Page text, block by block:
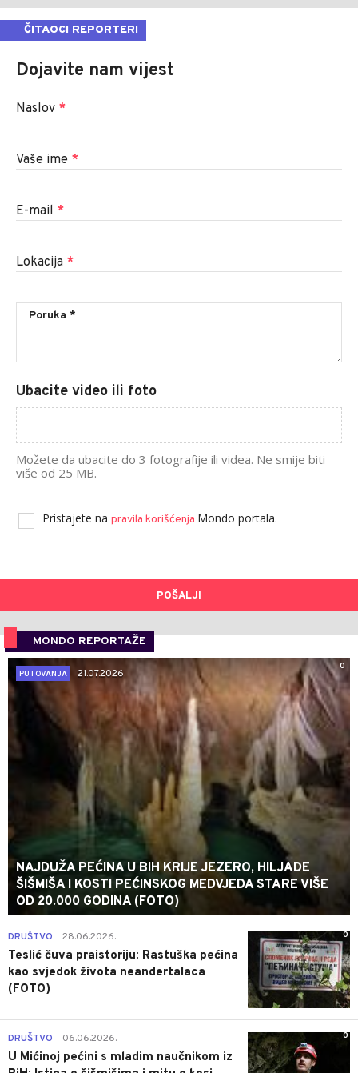
ČITAOCI REPORTERI
Dojavite nam vijest
Naslov *
Vaše ime *
E-mail *
Lokacija *
Ubacite video ili foto
Možete da ubacite do 3 fotografije ili videa. Ne smije biti
više od 25 MB.
Pristajete na pravila korišćenja Mondo portala.
POŠALJI
MONDO REPORTAŽE
0
PUTOVANJA
21.07.2026.
NAJDUŽA PEĆINA U BIH KRIJE JEZERO, HILJADE
ŠIŠMIŠA I KOSTI PEĆINSKOG MEDVJEDA STARE VIŠE
OD 20.000 GODINA (FOTO)
0
DRUŠTVO 28.06.2026.
Teslić čuva praistoriju: Rastuška pećina
kao svjedok života neandertalaca
(FOTO)
0
DRUŠTVO 06.06.2026.
U Mićinoj pećini s mladim naučnikom iz